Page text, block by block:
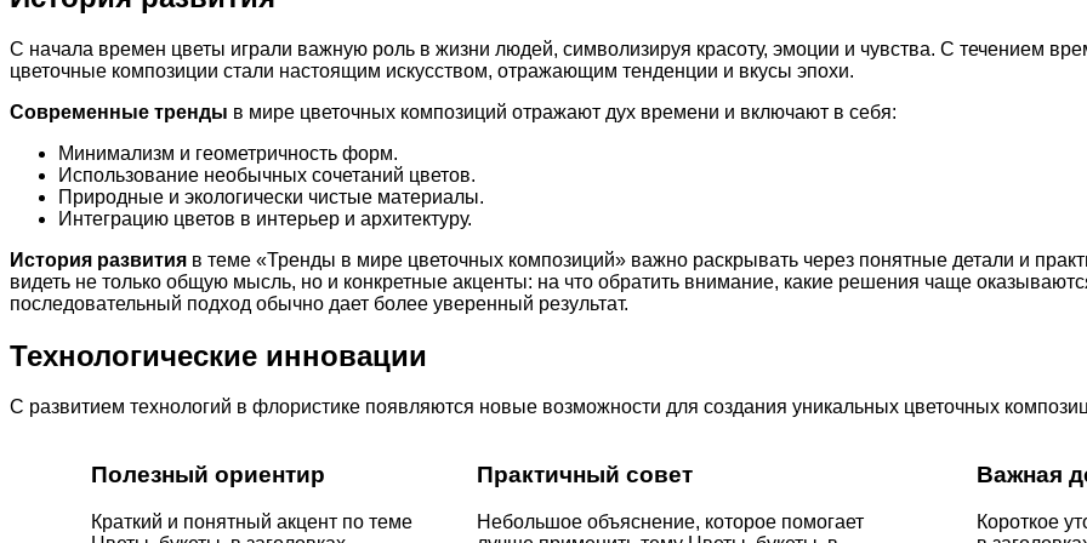
С начала времен цветы играли важную роль в жизни людей, символизируя красоту, эмоции и чувства. С течением
цветочные композиции стали настоящим искусством, отражающим тенденции и вкусы эпохи.
Современные тренды в мире цветочных композиций отражают дух времени и включают в себя:
Минимализм и геометричность форм.
Использование необычных сочетаний цветов.
Природные и экологически чистые материалы.
Интеграцию цветов в интерьер и архитектуру.
История развития в теме «Тренды в мире цветочных композиций» важно раскрывать через понятные детали и
видеть не только общую мысль, но и конкретные акценты: на что обратить внимание, какие решения чаще
последовательный подход обычно дает более уверенный результат.
Технологические инновации
С развитием технологий в флористике появляются новые возможности для создания уникальных цветочных
Полезный ориентир
Краткий и понятный акцент по теме
Практичный совет
Небольшое объяснение, которое помогает
Важная
Короткое